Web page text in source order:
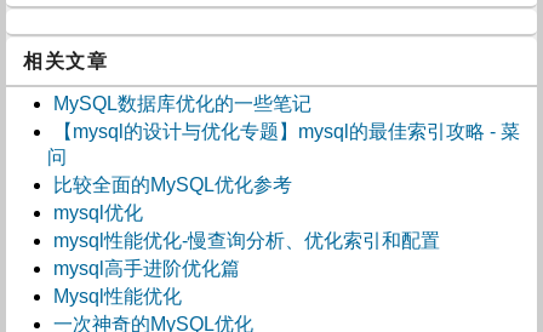
相关文章
MySQL数据库优化的一些笔记
【mysql的设计与优化专题】mysql的最佳索引攻略 - 菜
问
比较全面的MySQL优化参考
mysql优化
mysql性能优化-慢查询分析、优化索引和配置
mysql高手进阶优化篇
Mysql性能优化
一次神奇的MySQL优化